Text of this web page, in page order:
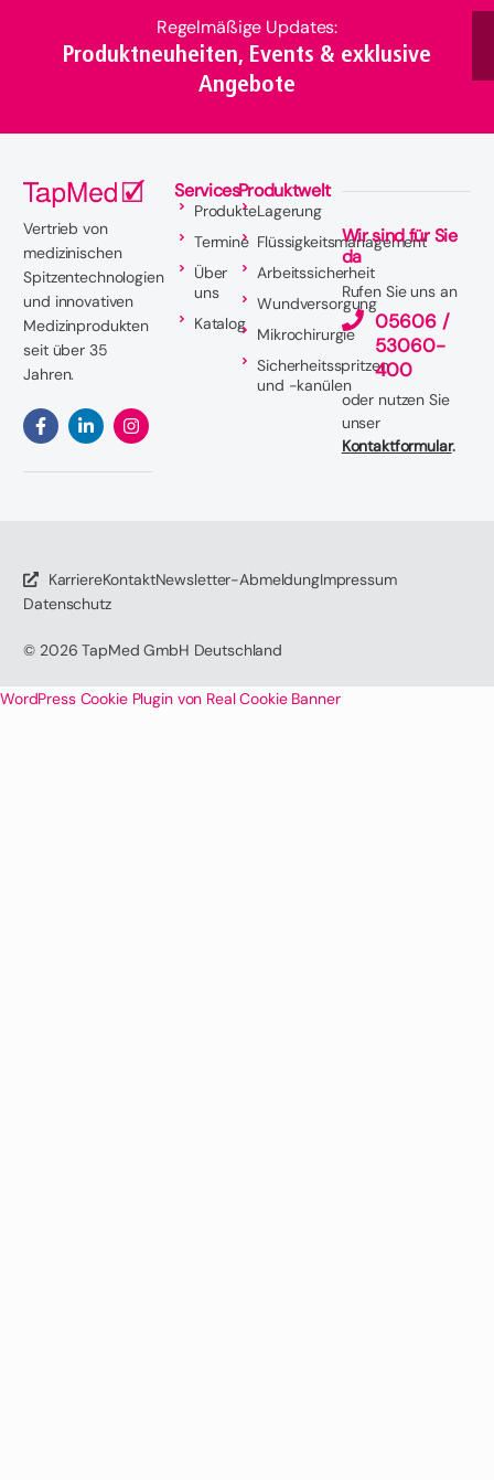
Regelmäßige Updates:
Produktneuheiten, Events & exklusive
Angebote
Vertrieb von
medizinischen
Spitzentechnologien
und innovativen
Medizinprodukten
seit über 35
Jahren.
Services
Produkte
Termine
Über
uns
Katalog
Produktwelt
Lagerung
Flüssigkeitsmanagement
Arbeitssicherheit
Wundversorgung
Mikrochirurgie
Sicherheitsspritzen
und -kanülen
Wir sind für Sie
da
Rufen Sie uns an
05606 /
53060-
400
oder nutzen Sie
unser
Kontaktformular.
KarriereKontaktNewsletter-AbmeldungImpressum
Datenschutz
© 2026TapMed GmbH Deutschland
WordPress Cookie Plugin von Real Cookie Banner